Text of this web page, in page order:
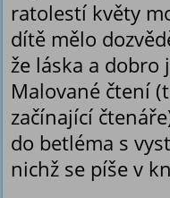
ratolestí květy
dítě mělo
že láska a dobro
Malované čtení
začínající
do betléma s
nichž se píše v